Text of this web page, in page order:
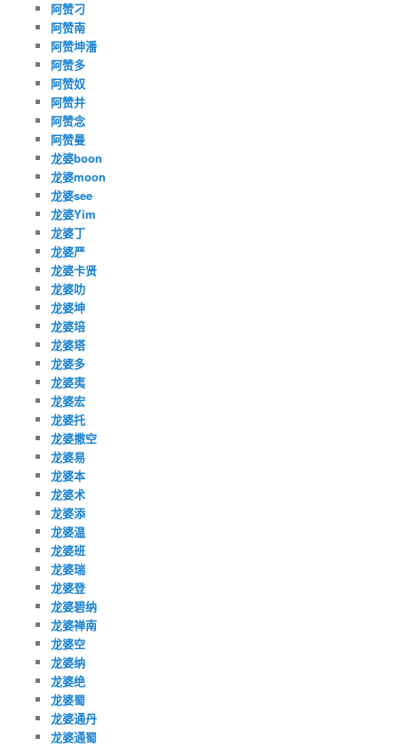
阿赞刁
阿赞南
阿赞坤潘
阿赞多
阿赞奴
阿赞并
阿赞念
阿赞曼
龙婆boon
龙婆moon
龙婆see
龙婆Yim
龙婆丁
龙婆严
龙婆卡贤
龙婆叻
龙婆坤
龙婆培
龙婆塔
龙婆多
龙婆夷
龙婆宏
龙婆托
龙婆撒空
龙婆易
龙婆本
龙婆术
龙婆添
龙婆温
龙婆班
龙婆瑞
龙婆登
龙婆碧纳
龙婆禅南
龙婆空
龙婆纳
龙婆绝
龙婆蜀
龙婆通丹
龙婆通蜀